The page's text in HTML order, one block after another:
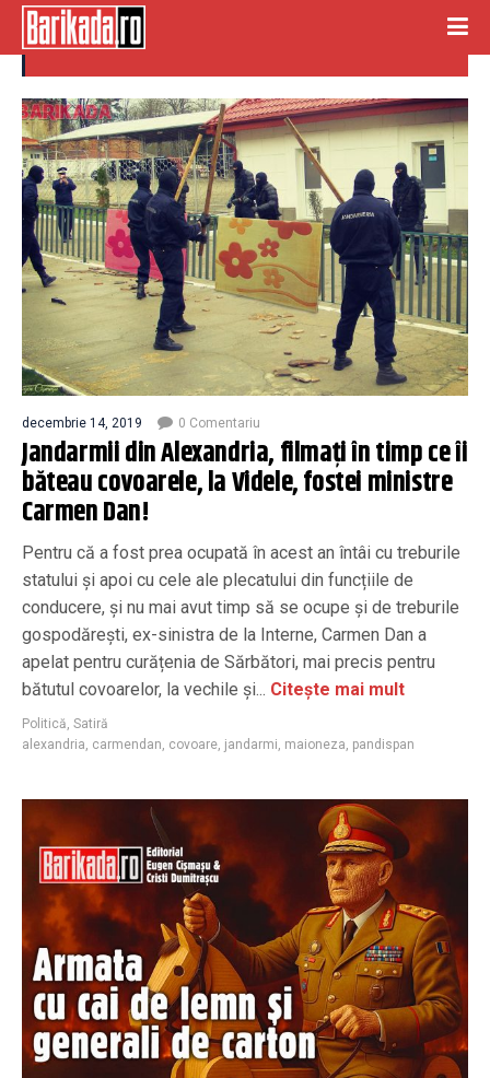
covoare
decembrie 14, 2019 0 Comentariu
Jandarmii din Alexandria, filmaţi în timp ce îi
băteau covoarele, la Videle, fostei ministre
Carmen Dan!
Pentru că a fost prea ocupată în acest an întâi cu treburile
statului și apoi cu cele ale plecatului din funcțiile de
conducere, şi nu mai avut timp să se ocupe şi de treburile
gospodăreşti, ex-sinistra de la Interne, Carmen Dan a
apelat pentru curățenia de Sărbători, mai precis pentru
bătutul covoarelor, la vechile și... Citește mai mult
Politică, Satiră
alexandria, carmendan, covoare, jandarmi, maioneza, pandispan